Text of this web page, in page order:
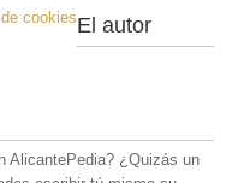
cookiesEl autor
AlicantePedia? ¿Quizás un